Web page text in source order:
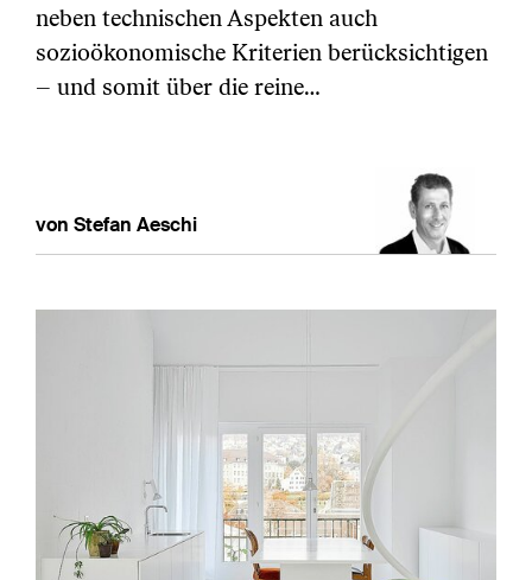
neben technischen Aspekten auch
sozioökonomische Kriterien berücksichtigen
– und somit über die reine…
von Stefan Aeschi